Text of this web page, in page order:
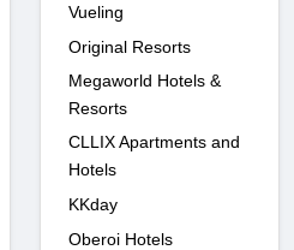
Vueling
Original Resorts
Megaworld Hotels &
Resorts
CLLIX Apartments and
Hotels
KKday
Oberoi Hotels